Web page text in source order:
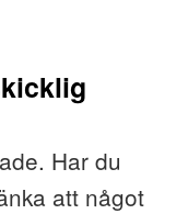
Har du
att något